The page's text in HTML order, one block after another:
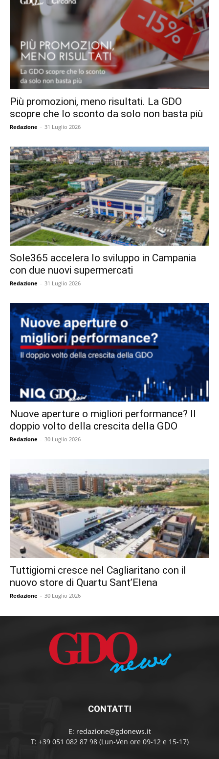
Più promozioni, meno risultati. La GDO
scopre che lo sconto da solo non basta più
Redazione - 31 Luglio 2026
Sole365 accelera lo sviluppo in Campania
con due nuovi supermercati
Redazione - 31 Luglio 2026
Nuove aperture o migliori performance? Il
doppio volto della crescita della GDO
Redazione - 30 Luglio 2026
Tuttigiorni cresce nel Cagliaritano con il
nuovo store di Quartu Sant’Elena
Redazione - 30 Luglio 2026
CONTATTI
E: redazione@gdonews.it
T: +39 051 082 87 98 (Lun-Ven ore 09-12 e 15-17)